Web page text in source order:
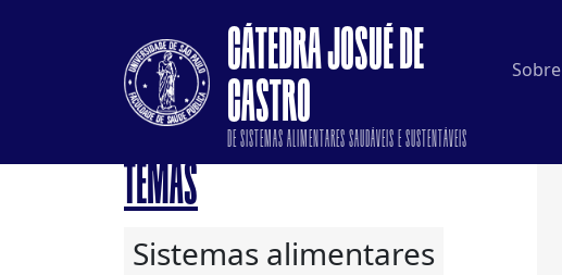
CÁTEDRA JOSUÉ DE
CASTRO
DE SISTEMAS ALIMENTARES SAUDÁVEIS E SUSTENTÁVEIS
Sobre
TEMAS
Sistemas alimentares